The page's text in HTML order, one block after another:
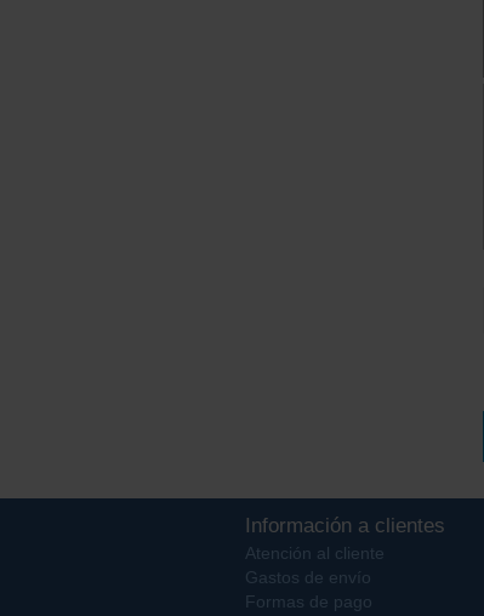
Información a clientes
Atención al cliente
Gastos de envío
Formas de pago